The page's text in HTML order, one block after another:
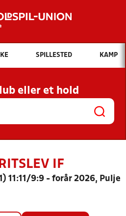
Hvad vil du søge efter?
INDHOLD OG NYHEDER
KLUBBER OG
HOLD
SPILLESTED KAMP
eller et hold
IF
11:11/9:9 - forår 2026, Pulje